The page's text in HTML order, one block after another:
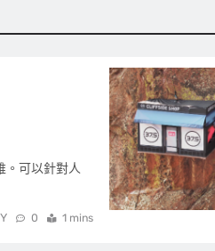
。可以針對人
0 1 mins